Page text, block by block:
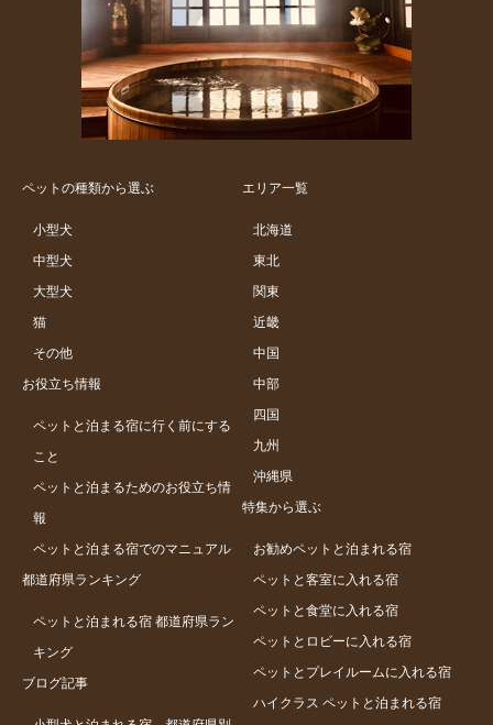
ペットの種類から選ぶ
小型犬
中型犬
大型犬
猫
その他
お役立ち情報
ペットと泊まる宿に行く前にする
こと
ペットと泊まるためのお役立ち情
報
ペットと泊まる宿でのマニュアル
都道府県ランキング
ペットと泊まれる宿 都道府県ラン
キング
ブログ記事
エリア一覧
北海道
東北
関東
近畿
中国
中部
四国
九州
沖縄県
特集から選ぶ
お勧めペットと泊まれる宿
ペットと客室に入れる宿
ペットと食堂に入れる宿
ペットとロビーに入れる宿
ペットとプレイルームに入れる宿
ハイクラス ペットと泊まれる宿